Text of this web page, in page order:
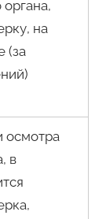
на
(за
осмотра
в